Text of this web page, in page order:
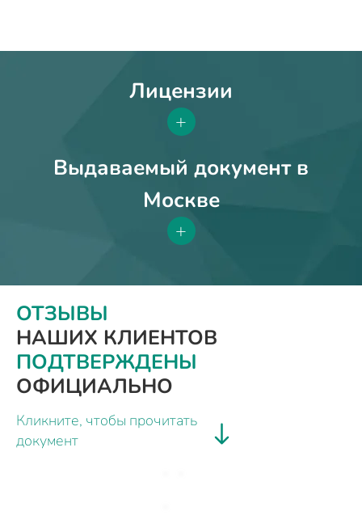
Лицензии
+
Выдаваемый документ в
Москве
+
ОТЗЫВЫ
НАШИХ КЛИЕНТОВ
ПОДТВЕРЖДЕНЫ
ОФИЦИАЛЬНО
Кликните, чтобы прочитать
документ